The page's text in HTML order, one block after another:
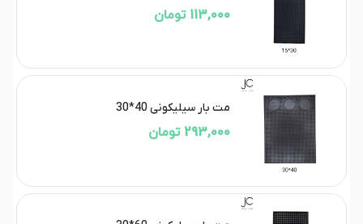
113,000 تومان
مت بار سیلیکونی 40*30
293,000 تومان